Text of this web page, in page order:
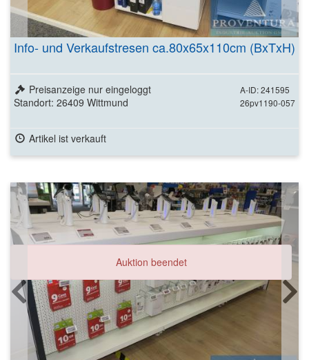
Info- und Verkaufstresen ca.80x65x110cm (BxTxH)
A-ID: 241595
26pv1190-057
Preisanzeige nur eingeloggt
Standort: 26409 Wittmund
Artikel ist verkauft
Auktion beendet